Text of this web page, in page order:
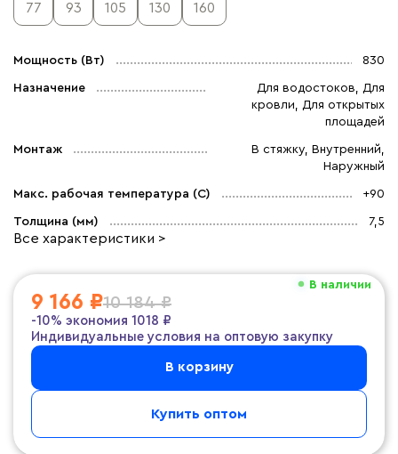
77 93 105 130 160
Мощность (Вт) 830
Назначение
Для водостоков, Для
кровли, Для открытых
площадей
Монтаж
В стяжку, Внутренний,
Наружный
Макс. рабочая температура (C) +90
Толщина (мм) 7,5
Все характеристики >
В наличии
9 166 ₽10 184 ₽
-10% экономия 1018 ₽
Индивидуальные условия на оптовую закупку
В корзину
Купить оптом